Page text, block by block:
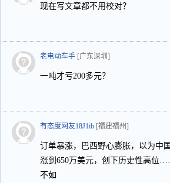
现在写文章都不用校对？
老电动车手 [广东深圳]
一吨才亏200多元？
有态度网友18J1ib [福建福州]
订单暴涨，巴西野心膨胀，以为中
涨到650万美元，创下历史性高位
不如